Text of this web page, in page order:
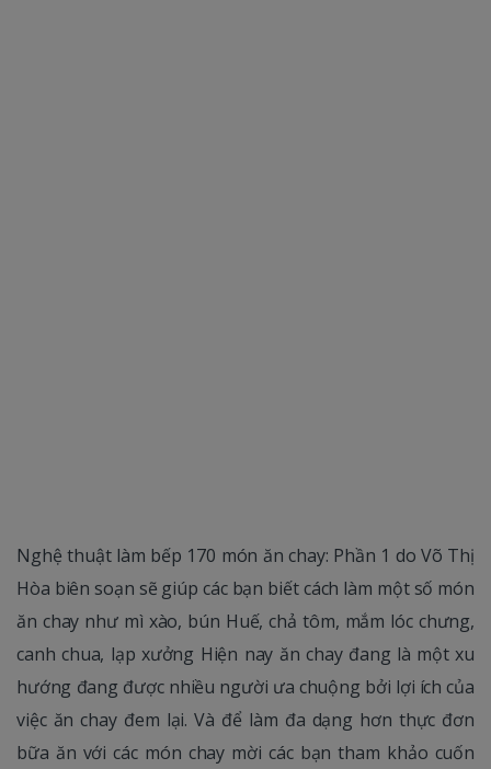
Nghệ thuật làm bếp 170 món ăn chay: Phần 1 do Võ Thị
Hòa biên soạn sẽ giúp các bạn biết cách làm một số món
ăn chay như mì xào, bún Huế, chả tôm, mắm lóc chưng,
canh chua, lạp xưởng Hiện nay ăn chay đang là một xu
hướng đang được nhiều người ưa chuộng bởi lợi ích của
việc ăn chay đem lại. Và để làm đa dạng hơn thực đơn
bữa ăn với các món chay mời các bạn tham khảo cuốn